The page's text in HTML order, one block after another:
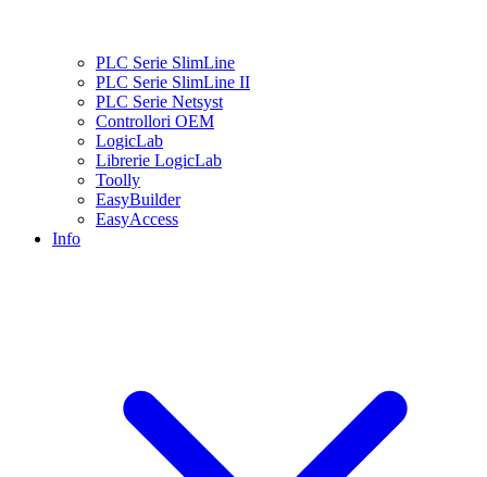
PLC Serie SlimLine
PLC Serie SlimLine II
PLC Serie Netsyst
Controllori OEM
LogicLab
Librerie LogicLab
Toolly
EasyBuilder
EasyAccess
Info